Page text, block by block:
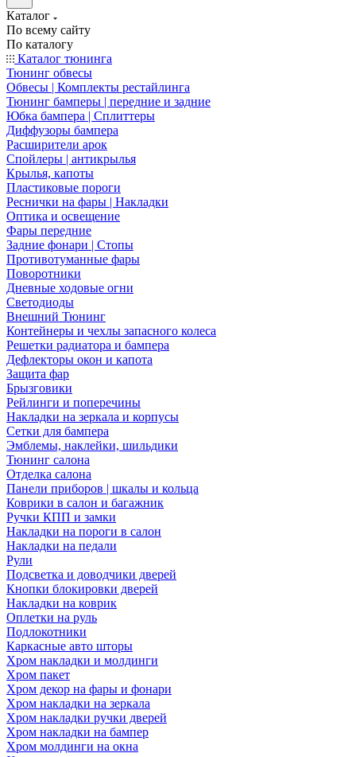
Каталог
По всему сайту
По каталогу
Каталог тюнинга
Тюнинг обвесы
Обвесы | Комплекты рестайлинга
Тюнинг бамперы | передние и задние
Юбка бампера | Сплиттеры
Диффузоры бампера
Расширители арок
Спойлеры | антикрылья
Крылья, капоты
Пластиковые пороги
Реснички на фары | Накладки
Оптика и освещение
Фары передние
Задние фонари | Стопы
Противотуманные фары
Поворотники
Дневные ходовые огни
Светодиоды
Внешний Тюнинг
Контейнеры и чехлы запасного колеса
Решетки радиатора и бампера
Дефлекторы окон и капота
Защита фар
Брызговики
Рейлинги и поперечины
Накладки на зеркала и корпусы
Сетки для бампера
Эмблемы, наклейки, шильдики
Тюнинг салона
Отделка салона
Панели приборов | шкалы и кольца
Коврики в салон и багажник
Ручки КПП и замки
Накладки на пороги в салон
Накладки на педали
Рули
Подсветка и доводчики дверей
Кнопки блокировки дверей
Накладки на коврик
Оплетки на руль
Подлокотники
Каркасные авто шторы
Хром накладки и молдинги
Хром пакет
Хром декор на фары и фонари
Хром накладки на зеркала
Хром накладки ручки дверей
Хром накладки на бампер
Хром молдинги на окна